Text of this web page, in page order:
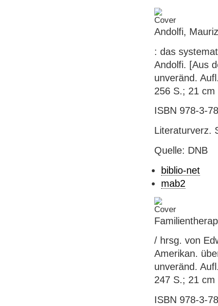
Andolfi,
: das
Andolfi. [Aus
unveränd.
256 S.; 21 cm
ISBN 978-3-
Literaturverz.
Quelle: DNB
biblio-net
mab2
/ hrsg. von
Amerikan.
unveränd.
247 S.; 21 cm
ISBN 978-3-